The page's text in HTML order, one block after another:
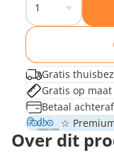
Gratis
Gratis op
Betaal
☆
Over dit